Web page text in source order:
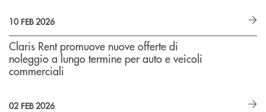
10 FEB 2026
Claris Rent promuove nuove offerte di
noleggio a lungo termine per auto e veicoli
commerciali
02 FEB 2026